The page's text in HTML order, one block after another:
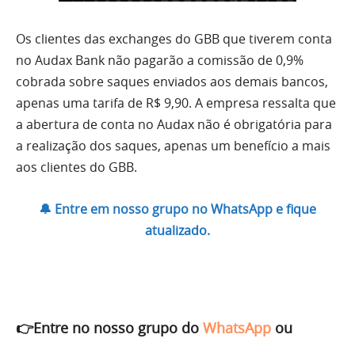
Os clientes das exchanges do GBB que tiverem conta
no Audax Bank não pagarão a comissão de 0,9%
cobrada sobre saques enviados aos demais bancos,
apenas uma tarifa de R$ 9,90. A empresa ressalta que
a abertura de conta no Audax não é obrigatória para
a realização dos saques, apenas um benefício a mais
aos clientes do GBB.
🔔 Entre em nosso grupo no WhatsApp e fique
atualizado.
👉Entre no nosso grupo do WhatsApp ou